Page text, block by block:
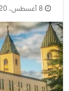
8 أغسطس، 2020